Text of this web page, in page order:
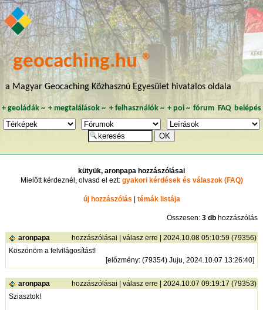
geocaching.hu ®
a Magyar Geocaching Közhasznú Egyesület hivatalos oldala
+ geoládák~ +megtalálások ~ + felhasználók~ + poi~ fórum FAQ belépés
kütyük, aronpapa hozzászólásai
Mielőtt kérdeznél, olvasd el ezt: gyakori kérdések és válaszok (FAQ)
új hozzászólás | témák listája
Összesen:3 db hozzászólás
aronpapa hozzászólásai |válasz erre | 2024.10.08 05:10:59 (79356)
Köszönöm a felvilágosítást!
[előzmény: (79354) Juju, 2024.10.07 13:26:40]
aronpapa hozzászólásai |válasz erre | 2024.10.07 09:19:17 (79353)
Sziasztok!